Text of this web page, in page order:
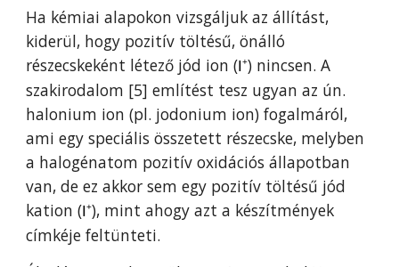
Ha kémiai alapokon vizsgáljuk az állítást,
kiderül, hogy pozitív töltésű,önálló
részecskeként létező jód ion (I+) nincsen.A
szakirodalom [5] említést tesz ugyanaz ún.
halonium ion (pl. jodonium ion) fogalmáról,
ami egy speciális összetett részecske, melyben
a halogénatom pozitív oxidációs állapotban
van, de ez akkor sem egy pozitív töltésű jód
kation(I+), mint ahogy azt a készítmények
címkéje feltünteti.